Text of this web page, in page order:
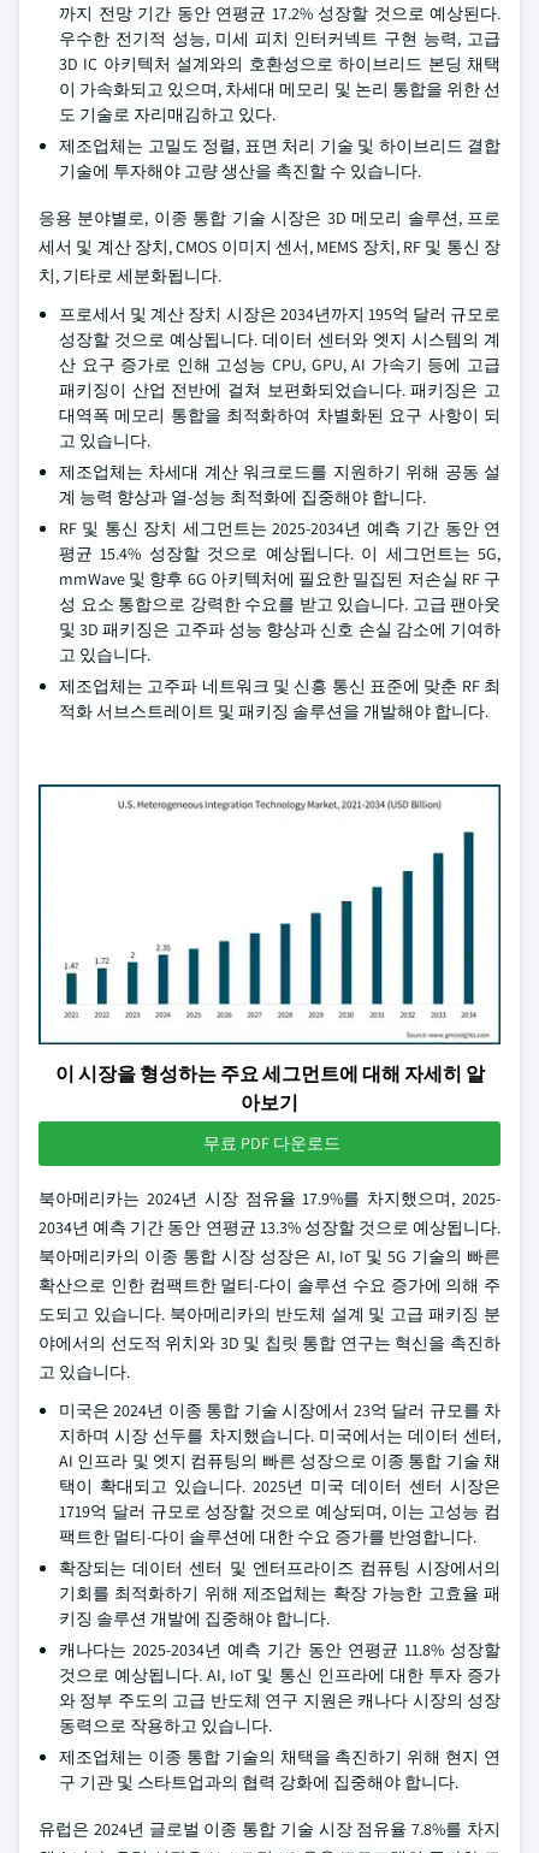
까지 전망 기간 동안 연평균 17.2% 성장할 것으로 예상된다.
우수한 전기적 성능, 미세 피치 인터커넥트 구현 능력, 고급
3D IC 아키텍처 설계와의 호환성으로 하이브리드 본딩 채택
이 가속화되고 있으며, 차세대 메모리 및 논리 통합을 위한 선
도 기술로 자리매김하고 있다.
제조업체는 고밀도 정렬, 표면 처리 기술 및 하이브리드 결합
기술에 투자해야 고량 생산을 촉진할 수 있습니다.
응용 분야별로, 이종 통합 기술 시장은 3D 메모리 솔루션, 프로
세서 및 계산 장치, CMOS 이미지 센서, MEMS 장치, RF 및 통신 장
치, 기타로 세분화됩니다.
프로세서 및 계산 장치 시장은 2034년까지 195억 달러 규모로
성장할 것으로 예상됩니다. 데이터 센터와 엣지 시스템의 계
산 요구 증가로 인해 고성능 CPU, GPU, AI 가속기 등에 고급
패키징이 산업 전반에 걸쳐 보편화되었습니다. 패키징은 고
대역폭 메모리 통합을 최적화하여 차별화된 요구 사항이 되
고 있습니다.
제조업체는 차세대 계산 워크로드를 지원하기 위해 공동 설
계 능력 향상과 열-성능 최적화에 집중해야 합니다.
RF 및 통신 장치 세그먼트는 2025-2034년 예측 기간 동안 연
평균 15.4% 성장할 것으로 예상됩니다. 이 세그먼트는 5G,
mmWave 및 향후 6G 아키텍처에 필요한 밀집된 저손실 RF 구
성 요소 통합으로 강력한 수요를 받고 있습니다. 고급 팬아웃
및 3D 패키징은 고주파 성능 향상과 신호 손실 감소에 기여하
고 있습니다.
제조업체는 고주파 네트워크 및 신흥 통신 표준에 맞춘 RF 최
적화 서브스트레이트 및 패키징 솔루션을 개발해야 합니다.
이 시장을 형성하는 주요 세그먼트에 대해 자세히 알
아보기
무료 PDF 다운로드
북아메리카는 2024년 시장 점유율 17.9%를 차지했으며, 2025-
2034년 예측 기간 동안 연평균 13.3% 성장할 것으로 예상됩니다.
북아메리카의 이종 통합 시장 성장은 AI, IoT 및 5G 기술의 빠른
확산으로 인한 컴팩트한 멀티-다이 솔루션 수요 증가에 의해 주
도되고 있습니다. 북아메리카의 반도체 설계 및 고급 패키징 분
야에서의 선도적 위치와 3D 및 칩릿 통합 연구는 혁신을 촉진하
고 있습니다.
미국은 2024년 이종 통합 기술 시장에서 23억 달러 규모를 차
지하며 시장 선두를 차지했습니다. 미국에서는 데이터 센터,
AI 인프라 및 엣지 컴퓨팅의 빠른 성장으로 이종 통합 기술 채
택이 확대되고 있습니다. 2025년 미국 데이터 센터 시장은
1719억 달러 규모로 성장할 것으로 예상되며, 이는 고성능 컴
팩트한 멀티-다이 솔루션에 대한 수요 증가를 반영합니다.
확장되는 데이터 센터 및 엔터프라이즈 컴퓨팅 시장에서의
기회를 최적화하기 위해 제조업체는 확장 가능한 고효율 패
키징 솔루션 개발에 집중해야 합니다.
캐나다는 2025-2034년 예측 기간 동안 연평균 11.8% 성장할
것으로 예상됩니다. AI, IoT 및 통신 인프라에 대한 투자 증가
와 정부 주도의 고급 반도체 연구 지원은 캐나다 시장의 성장
동력으로 작용하고 있습니다.
제조업체는 이종 통합 기술의 채택을 촉진하기 위해 현지 연
구 기관 및 스타트업과의 협력 강화에 집중해야 합니다.
유럽은 2024년 글로벌 이종 통합 기술 시장 점유율 7.8%를 차지